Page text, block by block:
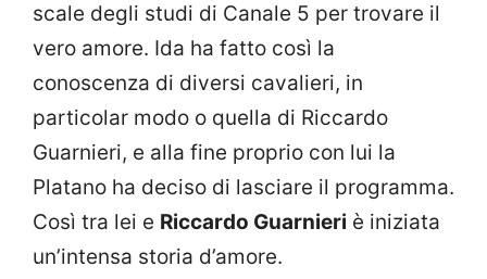
scale degli studi di Canale 5 per trovare il
vero amore. Ida ha fatto così la
conoscenza di diversi cavalieri, in
particolar modo o quella di Riccardo
Guarnieri, e alla fine proprio con lui la
Platano ha deciso di lasciare il programma.
Così tra lei e Riccardo Guarnieri è iniziata
un’intensa storia d’amore.